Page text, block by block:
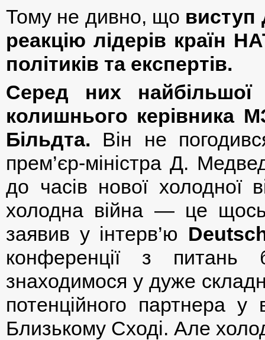
Тому не дивно, що виступ
реакцію лідерів країн
політиків та експертів.
Серед них найбільшої
колишнього керівника
Більдта. Він не
прем’єр-міністра Д.
до часів нової
холодна війна — це
заявив у інтерв’ю
конференції з
знаходимося у дуже
потенційного партнера
Близькому Сході. Але